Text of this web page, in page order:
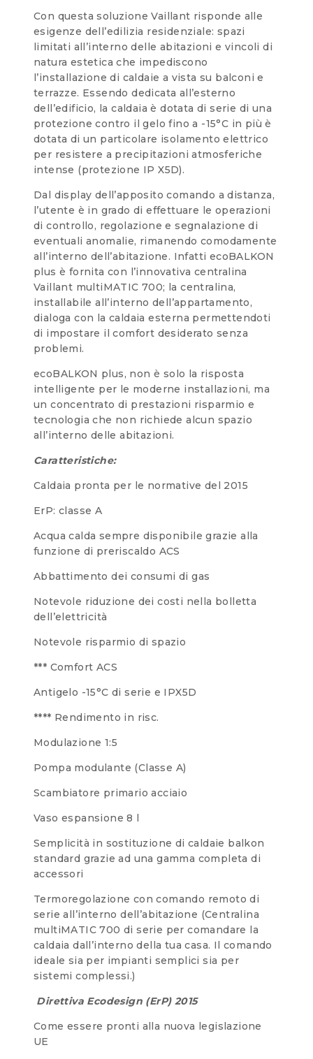
Con questa soluzione Vaillant risponde alle
esigenze dell’edilizia residenziale: spazi
limitati all’interno delle abitazioni e vincoli di
natura estetica che impediscono
l’installazione di caldaie a vista su balconi e
terrazze. Essendo dedicata all’esterno
dell’edificio, la caldaia è dotata di serie di una
protezione contro il gelo fino a -15°C in più è
dotata di un particolare isolamento elettrico
per resistere a precipitazioni atmosferiche
intense (protezione IP X5D).
Dal display dell’apposito comando a distanza,
l’utente è in grado di effettuare le operazioni
di controllo, regolazione e segnalazione di
eventuali anomalie, rimanendo comodamente
all’interno dell’abitazione. Infatti ecoBALKON
plus è fornita con l’innovativa centralina
Vaillant multiMATIC 700; la centralina,
installabile all’interno dell’appartamento,
dialoga con la caldaia esterna permettendoti
di impostare il comfort desiderato senza
problemi.
ecoBALKON plus, non è solo la risposta
intelligente per le moderne installazioni, ma
un concentrato di prestazioni risparmio e
tecnologia che non richiede alcun spazio
all’interno delle abitazioni.
Caratteristiche:
Caldaia pronta per le normative del 2015
ErP: classe A
Acqua calda sempre disponibile grazie alla
funzione di preriscaldo ACS
Abbattimento dei consumi di gas
Notevole riduzione dei costi nella bolletta
dell’elettricità
Notevole risparmio di spazio
*** Comfort ACS
Antigelo -15°C di serie e IPX5D
**** Rendimento in risc.
Modulazione 1:5
Pompa modulante (Classe A)
Scambiatore primario acciaio
Vaso espansione 8 l
Semplicità in sostituzione di caldaie balkon
standard grazie ad una gamma completa di
accessori
Termoregolazione con comando remoto di
serie all’interno dell’abitazione (Centralina
multiMATIC 700 di serie per comandare la
caldaia dall’interno della tua casa. Il comando
ideale sia per impianti semplici sia per
sistemi complessi.)
Direttiva Ecodesign (ErP) 2015
Come essere pronti alla nuova legislazione
UE